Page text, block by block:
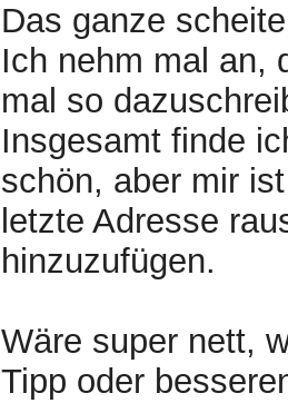
Das ganze
Ich nehm mal an,
mal so
Insgesamt finde
schön, aber mir
letzte Adresse
hinzuzufügen.
Wäre super nett,
Tipp oder